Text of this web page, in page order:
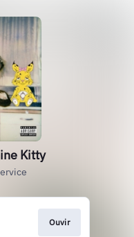
Kitty
Ouvir